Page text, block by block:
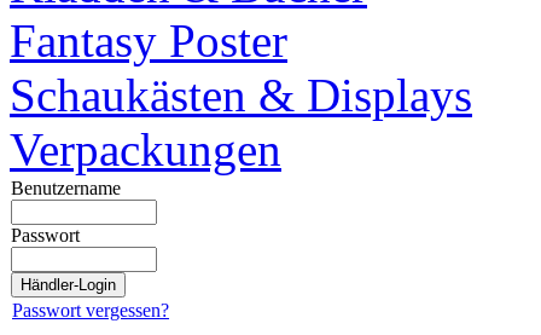
Fantasy Poster
Schaukästen & Displays
Verpackungen
Benutzername
Passwort
Passwort vergessen?